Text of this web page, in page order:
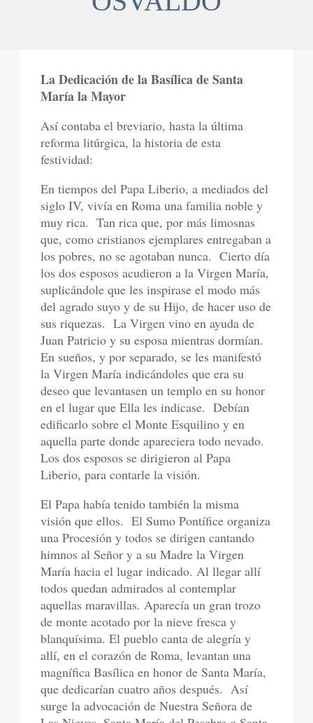
La Dedicación de la Basílica de Santa
María la Mayor
Así contaba el breviario, hasta la última
reforma litúrgica, la historia de esta
festividad:
En tiempos del Papa Liberio, a mediados del
siglo IV, vivía en Roma una familia noble y
muy rica. Tan rica que, por más limosnas
que, como cristianos ejemplares entregaban a
los pobres, no se agotaban nunca. Cierto día
los dos esposos acudieron a la Virgen María,
suplicándole que les inspirase el modo más
del agrado suyo y de su Hijo, de hacer uso de
sus riquezas. La Virgen vino en ayuda de
Juan Patricio y su esposa mientras dormían.
En sueños, y por separado, se les manifestó
la Virgen María indicándoles que era su
deseo que levantasen un templo en su honor
en el lugar que Ella les indicase. Debían
edificarlo sobre el Monte Esquilino y en
aquella parte donde apareciera todo nevado.
Los dos esposos se dirigieron al Papa
Liberio, para contarle la visión.
El Papa había tenido también la misma
visión que ellos. El Sumo Pontífice organiza
una Procesión y todos se dirigen cantando
himnos al Señor y a su Madre la Virgen
María hacia el lugar indicado. Al llegar allí
todos quedan admirados al contemplar
aquellas maravillas. Aparecía un gran trozo
de monte acotado por la nieve fresca y
blanquísima. El pueblo canta de alegría y
allí, en el corazón de Roma, levantan una
magnífica Basílica en honor de Santa María,
que dedicarían cuatro años después. Así
surge la advocación de Nuestra Señora de